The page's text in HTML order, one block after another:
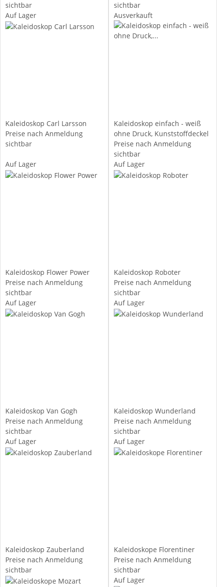
sichtbar
sichtbar
Auf Lager
Kaleidoskop Carl Larsson
Preise nach Anmeldung
sichtbar
Ausverkauft
Kaleidoskop einfach - weiß
ohne Druck, Kunststoffdeckel
Preise nach Anmeldung
sichtbar
Auf Lager
Kaleidoskop Flower Power
Preise nach Anmeldung
sichtbar
Auf Lager
Kaleidoskop Roboter
Preise nach Anmeldung
sichtbar
Auf Lager
Kaleidoskop Van Gogh
Preise nach Anmeldung
sichtbar
Auf Lager
Kaleidoskop Wunderland
Preise nach Anmeldung
sichtbar
Auf Lager
Kaleidoskop Zauberland
Preise nach Anmeldung
sichtbar
Auf Lager
Kaleidoskope Florentiner
Preise nach Anmeldung
sichtbar
Auf Lager